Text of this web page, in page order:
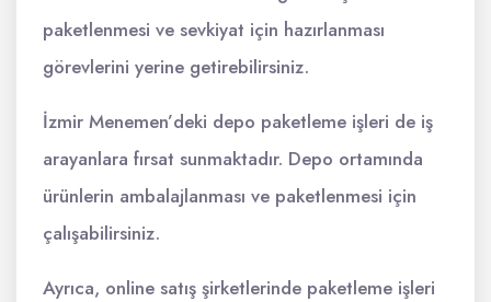
paketlenmesi ve sevkiyat için hazırlanması
görevlerini yerine getirebilirsiniz.
İzmir Menemen’deki depo paketleme işleri de iş
arayanlara fırsat sunmaktadır. Depo ortamında
ürünlerin ambalajlanması ve paketlenmesi için
çalışabilirsiniz.
Ayrıca, online satış şirketlerinde paketleme işleri